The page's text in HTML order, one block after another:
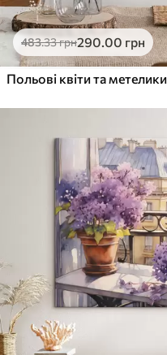
483.33грн290 .00 грн
Польові квіти та метелики